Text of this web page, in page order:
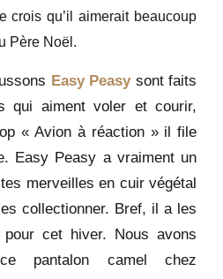
crois qu’il aimerait beaucoup
Père Noël.
Easy Peasysont faits
qui aiment voler et courir,
« Avion à réaction » il file
Easy Peasy a vraiment un
merveilles en cuir végétal
collectionner. Bref, il a les
cet hiver. Nous avons
pantalon camel chez